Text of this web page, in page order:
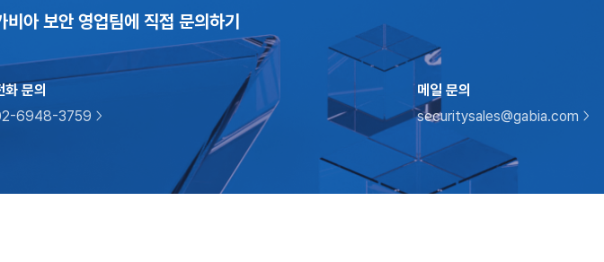
비아 보안 영업팀에 직접 문의하기
화 문의
6948-3759
메일 문의
securitysales@gabia.com